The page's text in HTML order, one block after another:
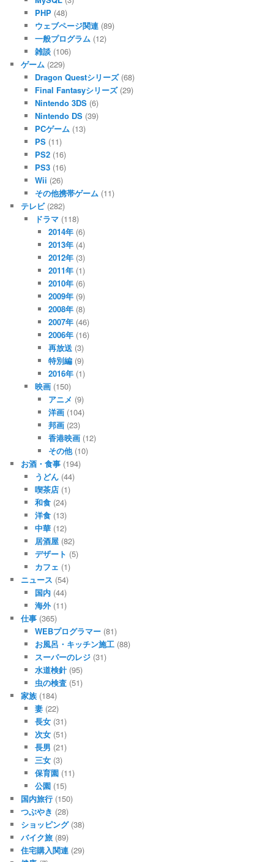
PHP(48)
ウェブページ関連(89)
一般プログラム(12)
雑談(106)
ゲーム (229)
Dragon Questシリーズ(68)
Final Fantasyシリーズ(29)
Nintendo 3DS(6)
Nintendo DS(39)
PCゲーム(13)
PS(11)
PS2(16)
PS3(16)
Wii (26)
その他携帯ゲーム(11)
テレビ(282)
ドラマ(118)
2014年 (6)
2013年 (4)
2012年 (3)
2011年 (1)
2010年 (6)
2009年 (9)
2008年 (8)
2007年 (46)
2006年 (16)
再放送 (3)
特別編 (9)
2016年 (1)
映画(150)
アニメ (9)
洋画 (104)
邦画 (23)
香港映画 (12)
その他(10)
お酒・食事 (194)
うどん(44)
喫茶店(1)
和食(24)
洋食(13)
中華(12)
居酒屋(82)
デザート (5)
カフェ (1)
ニュース (54)
国内(44)
海外(11)
仕事 (365)
WEBプログラマー(81)
お風呂・キッチン施工(88)
スーパーのレジ(31)
水道検針(95)
虫の検査(51)
家族 (184)
妻(22)
長女(31)
次女(51)
長男 (21)
三女(3)
保育園(11)
公園(15)
国内旅行 (150)
つぶやき (28)
ショッピング(38)
バイク旅 (89)
住宅購入関連 (29)